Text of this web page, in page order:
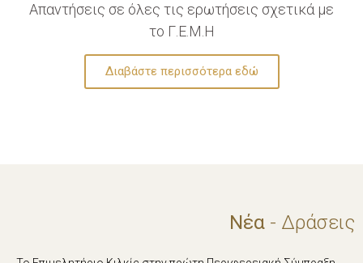
Απαντήσεις σε όλες τις ερωτήσεις σχετικά με
το Γ.Ε.Μ.Η
Διαβάστε περισσότερα εδώ
Νέα - Δράσεις